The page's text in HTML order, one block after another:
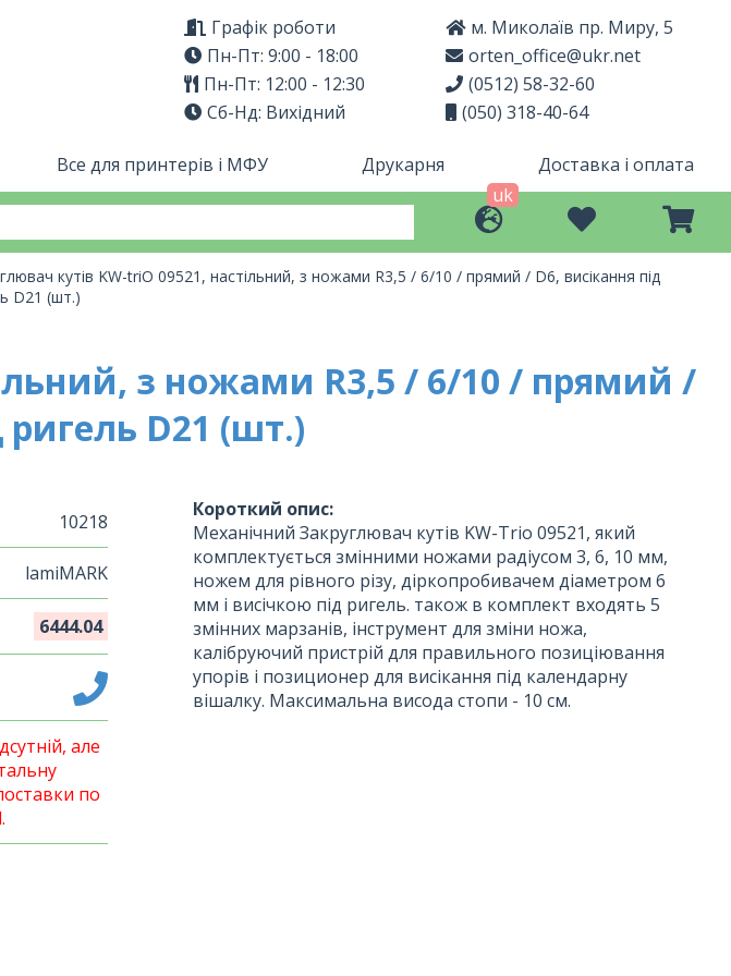
Графік роботи
Пн-Пт: 9:00 - 18:00
Пн-Пт: 12:00 - 12:30
Сб-Нд: Вихідний
м. Миколаїв пр. Миру, 5
orten_office@ukr.net
(0512) 58-32-60
(050) 318-40-64
Все для принтерів і МФУ Друкарня
Доставка і оплата
uk
кутів KW-triO 09521, настільний, з ножами R3,5 / 6/10 / прямий / D6, висікання під
D21 (шт.)
з ножами R3,5 / 6/10 / прямий /
ригель D21 (шт.)
10218
lamiMARK
6444.04
але
по
Короткий опис:
Механічний Закруглювач кутів KW-Trio 09521, який
комплектується змінними ножами радіусом 3, 6, 10 мм,
ножем для рівного різу, діркопробивачем діаметром 6
мм і висічкою під ригель. також в комплект входять 5
змінних марзанів, інструмент для зміни ножа,
калібруючий пристрій для правильного позиціювання
упорів і позиционер для висікання під календарну
вішалку. Максимальна висода стопи - 10 см.